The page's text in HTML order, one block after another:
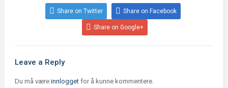
Share on Twitter Share on Facebook
Share on Google+
Leave a Reply
Du må være innloggetfor å kunne kommentere.